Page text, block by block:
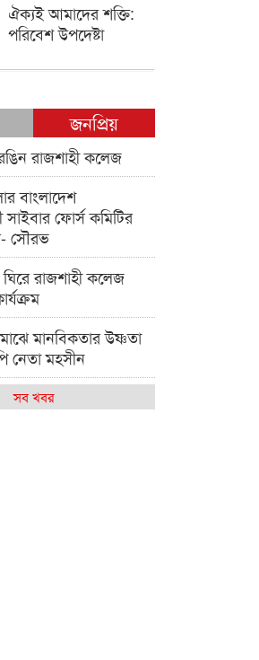
ঐক্যই আমাদের শক্তি:
পরিবেশ উপদেষ্টা
জনপ্রিয়
রাজশাহী কলেজ
বাংলাদেশ
সাইবার ফোর্স কমিটির
সৌরভ
রাজশাহী কলেজ
মানবিকতার উষ্ণতা
নেতা মহসীন
মিষ্টি বিকেল
সব খবর